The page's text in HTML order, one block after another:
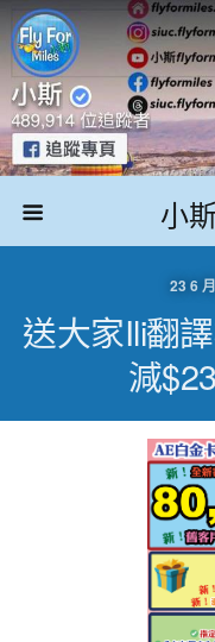
小
23 6
送大家ili翻
減